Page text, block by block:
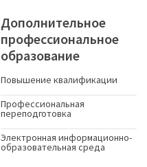
Дополнительное
профессиональное
образование
Повышение квалификации
Профессиональная
переподготовка
Электронная информационно-
образовательная среда